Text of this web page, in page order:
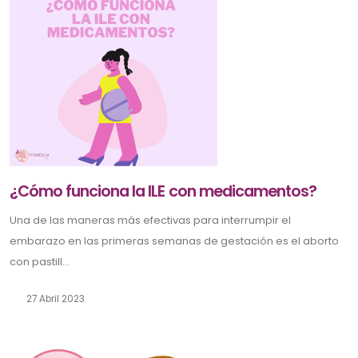
¿Cómo funciona la ILE con medicamentos?
Una de las maneras más efectivas para interrumpir el
embarazo en las primeras semanas de gestación es el aborto
con pastill...
27 Abril 2023